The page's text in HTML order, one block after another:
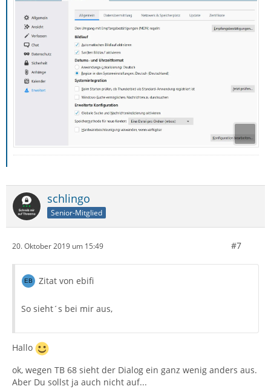
schlingo
Senior-Mitglied
20. Oktober 2019 um 15:49 #7
Zitat von ebifi
So sieht´s bei mir aus,
Hallo
ok, wegen TB 68 sieht der Dialog ein ganz wenig anders aus.
Aber Du sollst ja auch nicht auf...